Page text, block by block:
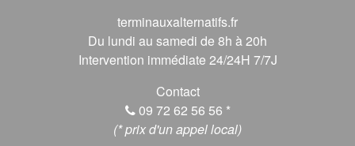
terminauxalternatifs.fr
Du lundi au samedi de 8h à 20h
Intervention immédiate 24/24H 7/7J
Contact
09 72 62 56 56 *
(* prix d'un appel local)